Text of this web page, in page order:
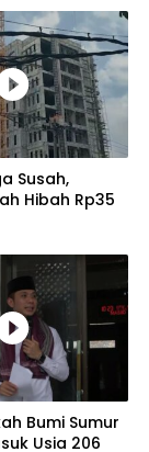
Susah,
Hibah Rp35
Bumi Sumur
Usia 206